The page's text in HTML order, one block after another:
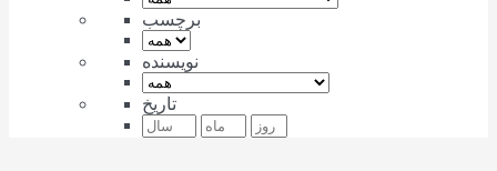
برچسب
نویسنده
تاریخ